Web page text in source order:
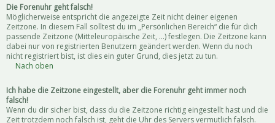
Die Forenuhr geht falsch!
Möglicherweise entspricht die angezeigte Zeit nicht deiner eigenen
Zeitzone. In diesem Fall solltest du im „Persönlichen Bereich“ die für dich
passende Zeitzone (Mitteleuropäische Zeit, ...) festlegen. Die Zeitzone kann
dabei nur von registrierten Benutzern geändert werden. Wenn du noch
nicht registriert bist, ist dies ein guter Grund, dies jetzt zu tun.
Nach oben
Ich habe die Zeitzone eingestellt, aber die Forenuhr geht immer noch
falsch!
Wenn du dir sicher bist, dass du die Zeitzone richtig eingestellt hast und die
Zeit trotzdem noch falsch ist, geht die Uhr des Servers vermutlich falsch.